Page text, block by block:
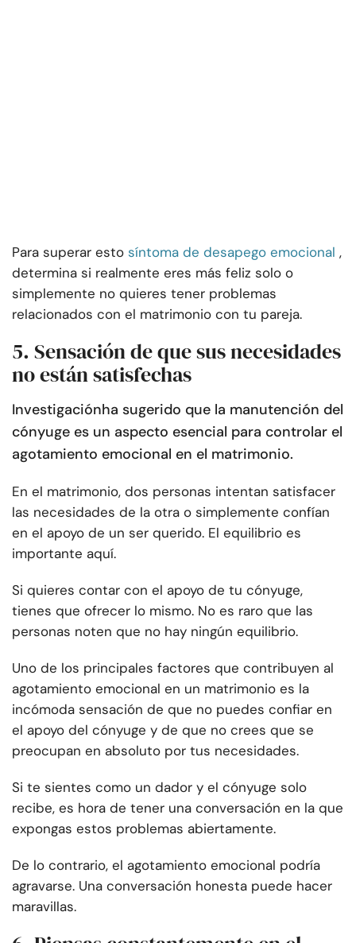
Para superar esto síntoma de desapego emocional ,
determina si realmente eres más feliz solo o
simplemente no quieres tener problemas
relacionados con el matrimonio con tu pareja.
5. Sensación de que sus necesidades
no están satisfechas
Investigaciónha sugerido que la manutención del
cónyuge es un aspecto esencial para controlar el
agotamiento emocional en el matrimonio.
En el matrimonio, dos personas intentan satisfacer
las necesidades de la otra o simplemente confían
en el apoyo de un ser querido. El equilibrio es
importante aquí.
Si quieres contar con el apoyo de tu cónyuge,
tienes que ofrecer lo mismo. No es raro que las
personas noten que no hay ningún equilibrio.
Uno de los principales factores que contribuyen al
agotamiento emocional en un matrimonio es la
incómoda sensación de que no puedes confiar en
el apoyo del cónyuge y de que no crees que se
preocupan en absoluto por tus necesidades.
Si te sientes como un dador y el cónyuge solo
recibe, es hora de tener una conversación en la que
expongas estos problemas abiertamente.
De lo contrario, el agotamiento emocional podría
agravarse. Una conversación honesta puede hacer
maravillas.